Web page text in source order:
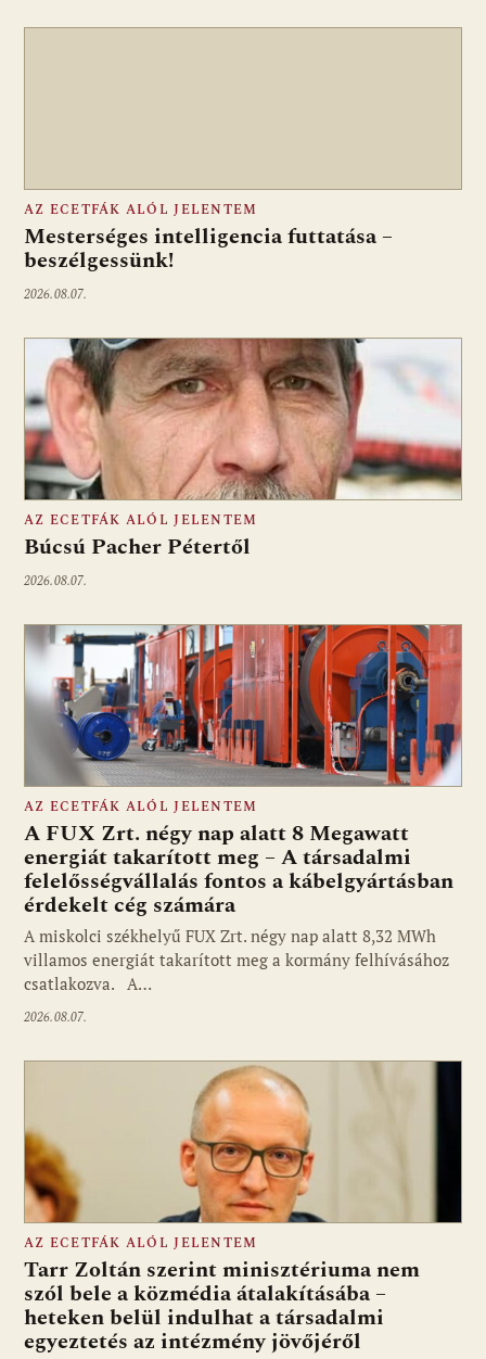
AZ ECETFÁK ALÓL JELENTEM
Mesterséges intelligencia futtatása –
beszélgessünk!
2026.08.07.
AZ ECETFÁK ALÓL JELENTEM
Búcsú Pacher Pétertől
2026.08.07.
AZ ECETFÁK ALÓL JELENTEM
A FUX Zrt. négy nap alatt 8 Megawatt
energiát takarított meg – A társadalmi
felelősségvállalás fontos a kábelgyártásban
érdekelt cég számára
A miskolci székhelyű FUX Zrt. négy nap alatt 8,32 MWh
villamos energiát takarított meg a kormány felhívásához
csatlakozva. A…
2026.08.07.
Fotó: media1.hu
AZ ECETFÁK ALÓL JELENTEM
Tarr Zoltán szerint minisztériuma nem
szól bele a közmédia átalakításába –
heteken belül indulhat a társadalmi
egyeztetés az intézmény jövőjéről